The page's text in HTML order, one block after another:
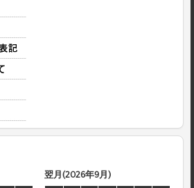
翌月(2026年9月)